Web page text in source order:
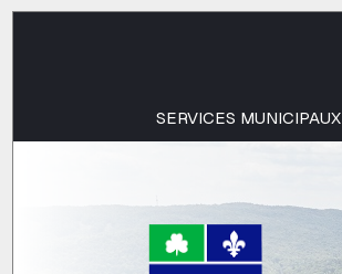
SERVICES MUNICIPAUX